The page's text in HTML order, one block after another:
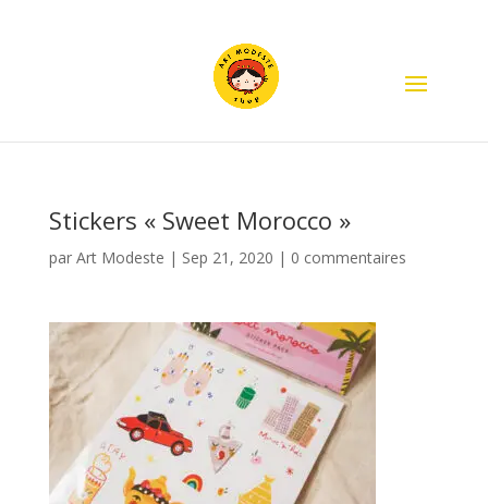
Stickers « Sweet Morocco »
par Art Modeste | Sep 21, 2020 | 0 commentaires